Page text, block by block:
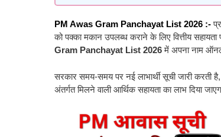
PM Awas Gram Panchayat List 2026 :-
को पक्का मकान उपलब्ध कराने के लिए वित्तीय
Gram Panchayat List 2026में अपना नाम
सरकार समय-समय पर नई लाभार्थी सूची जारी करती
अंतर्गत मिलने वाली आर्थिक सहायता का लाभ दिया